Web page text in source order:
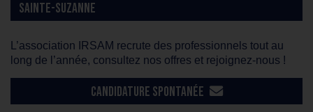
SAINTE-SUZANNE
L’association IRSAM recrute des professionnels tout au
long de l’année, consultez nos offres et rejoignez-nous !
CANDIDATURE SPONTANÉE